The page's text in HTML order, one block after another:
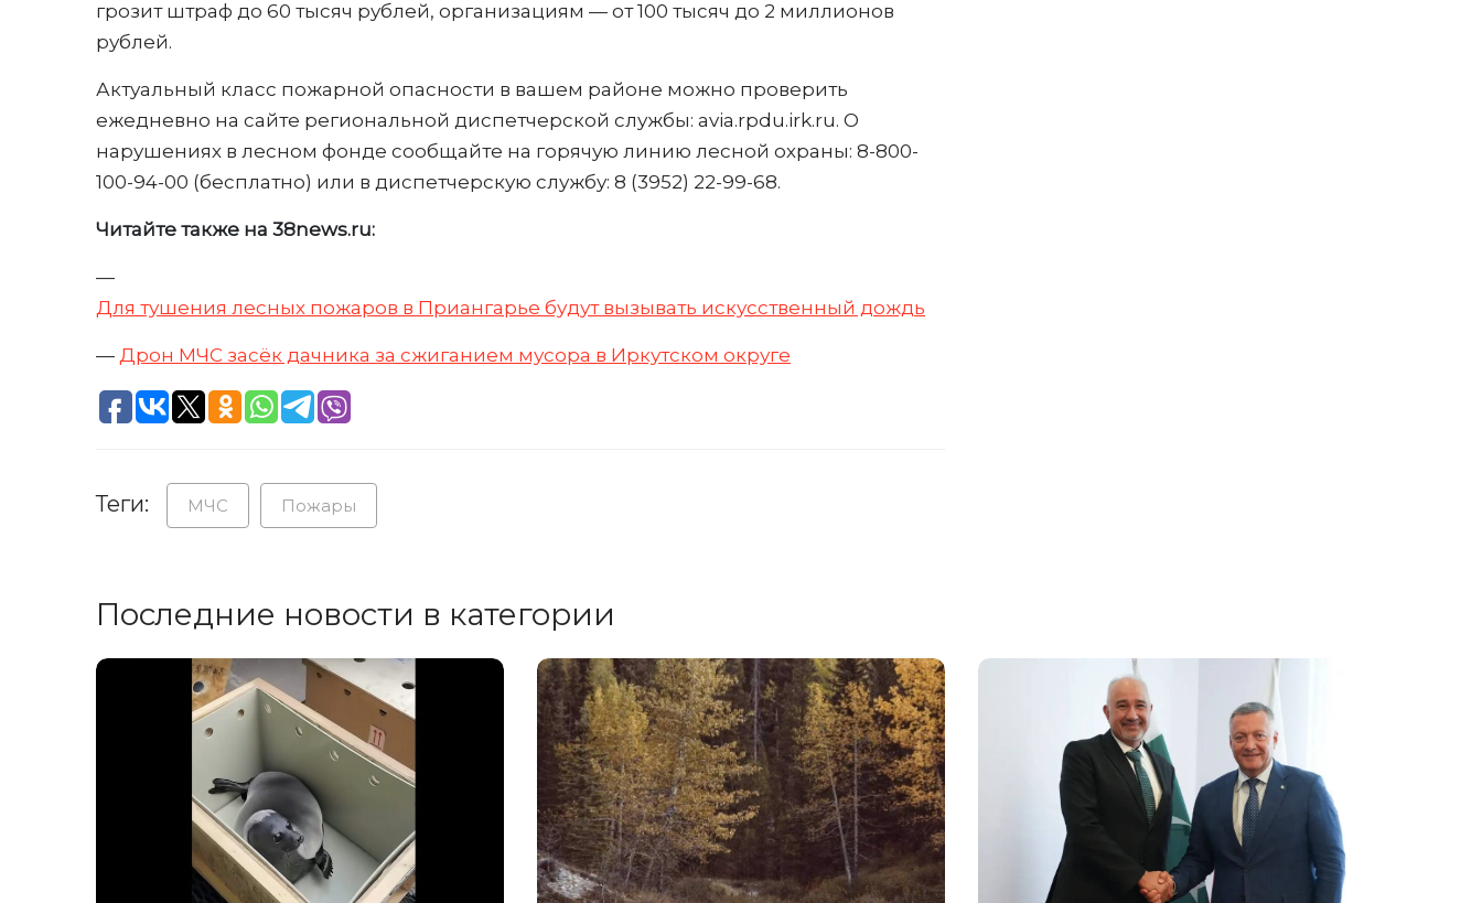
грозит штраф до 60 тысяч рублей, организациям — от 100 тысяч до 2 миллионов
рублей.
Актуальный класс пожарной опасности в вашем районе можно проверить
ежедневно на сайте региональной диспетчерской службы: avia.rpdu.irk.ru. О
нарушениях в лесном фонде сообщайте на горячую линию лесной охраны: 8-800-
100-94-00 (бесплатно) или в диспетчерскую службу: 8 (3952) 22-99-68.
Читайте также на 38news.ru:
—
Для тушения лесных пожаров в Приангарье будут вызывать искусственный дождь
— Дрон МЧС засёк дачника за сжиганием мусора в Иркутском округе
Теги: МЧС Пожары
Последние новости в категории